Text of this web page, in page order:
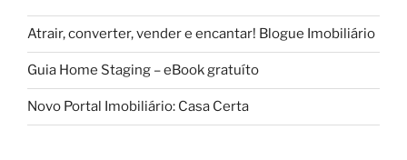
Atrair, converter, vender e encantar! Blogue Imobiliário
Guia Home Staging – eBook gratuíto
Novo Portal Imobiliário: Casa Certa